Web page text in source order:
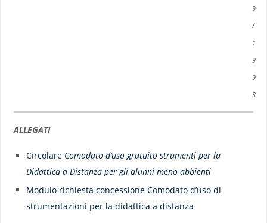
9
/
1
9
9
3
ALLEGATI
Circolare Comodato d’uso gratuito strumenti per la
Didattica a Distanza per gli alunni meno abbienti
Modulo richiesta concessione Comodato d’uso di
strumentazioni per la didattica a distanza